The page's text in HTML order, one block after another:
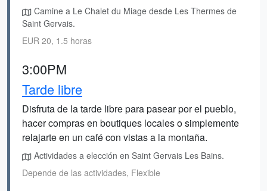
Camine a Le Chalet du Miage desde Les Thermes de
Saint Gervais.
EUR 20, 1.5 horas
3:00PM
Tarde libre
Disfruta de la tarde libre para pasear por el pueblo,
hacer compras en boutiques locales o simplemente
relajarte en un café con vistas a la montaña.
Actividades a elección en Saint Gervais Les Bains.
Depende de las actividades, Flexible